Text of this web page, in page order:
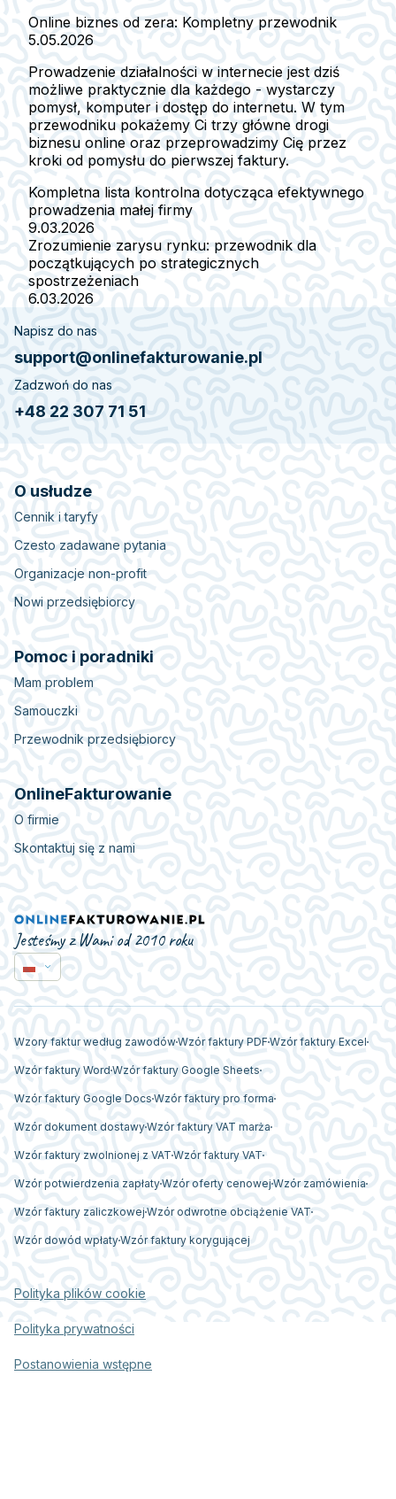
Online biznes od zera: Kompletny przewodnik
5.05.2026
Prowadzenie działalności w internecie jest dziś
możliwe praktycznie dla każdego - wystarczy
pomysł, komputer i dostęp do internetu. W tym
przewodniku pokażemy Ci trzy główne drogi
biznesu online oraz przeprowadzimy Cię przez
kroki od pomysłu do pierwszej faktury.
Kompletna lista kontrolna dotycząca efektywnego
prowadzenia małej firmy
9.03.2026
Zrozumienie zarysu rynku: przewodnik dla
początkujących po strategicznych
spostrzeżeniach
6.03.2026
Napisz do nas
support@onlinefakturowanie.pl
Zadzwoń do nas
+48 22 307 71 51
O usłudze
Cennik i taryfy
Czesto zadawane pytania
Organizacje non-profit
Nowi przedsiębiorcy
Pomoc i poradniki
Mam problem
Samouczki
Przewodnik przedsiębiorcy
OnlineFakturowanie
O firmie
Skontaktuj się z nami
Jesteśmy z Wami od 2010 roku
Wzory faktur według zawodówWzór faktury PDF Wzór faktury Excel
Wzór faktury Word Wzór faktury Google Sheets
Wzór faktury Google Docs Wzór faktury pro forma
Wzór dokument dostawyWzór faktury VAT marża
Wzór faktury zwolnionej z VAT Wzór faktury VAT
Wzór potwierdzenia zapłatyWzór oferty cenowej Wzór zamówienia
Wzór faktury zaliczkowej Wzór odwrotne obciążenie VAT
Wzór dowód wpłatyWzór faktury korygującej
Polityka plików cookie
Polityka prywatności
Postanowienia wstępne